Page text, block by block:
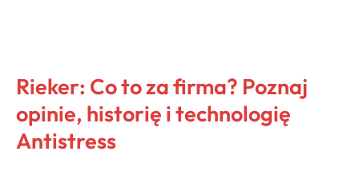
Rieker: Co to za firma? Poznaj
opinie, historię i technologię
Antistress